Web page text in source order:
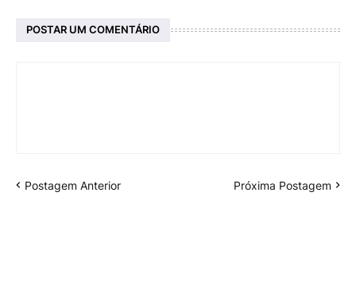
POSTAR UM COMENTÁRIO
Postagem Anterior Próxima Postagem